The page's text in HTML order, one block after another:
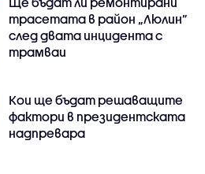
трасетата в район „Люлин”
след двата инцидента с
трамваи
Кои ще бъдат решаващите
фактори в президентската
надпревара